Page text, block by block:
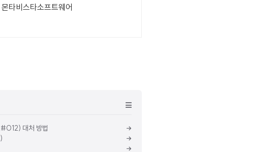
타비스타소프트웨어
대처 방법